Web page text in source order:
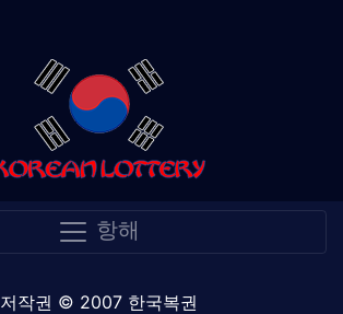
항해
저작권 © 2007 한국복권